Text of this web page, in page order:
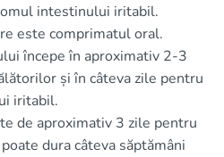
intestinului iritabil.
este comprimatul oral.
începe în aproximativ 2-3
și în câteva zile pentru
iritabil.
de aproximativ 3 zile pentru
dura câteva săptămâni